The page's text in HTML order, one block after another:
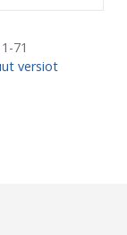
71
versiot